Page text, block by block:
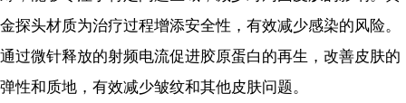
金探头材质为治疗过程增添安全性，有效减少感染的风险。
通过微针释放的射频电流促进胶原蛋白的再生，改善皮肤的
弹性和质地，有效减少皱纹和其他皮肤问题。